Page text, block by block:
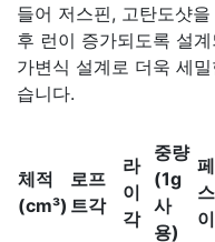
들어 저스핀, 고탄도샷
후 런이 증가되도록 설
가변식 설계로 더욱 세
습니다.
체적
(cm³)
로프
트각
라
이
각
중량
(1g
사
용)
이